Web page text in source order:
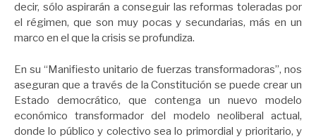
decir, sólo aspirarán a conseguir las reformas toleradas por
el régimen, que son muy pocas y secundarias, más en un
marco en el que la crisis se profundiza.
En su “Manifiesto unitario de fuerzas transformadoras”, nos
aseguran que a través de la Constitución se puede crear un
Estado democrático, que contenga un nuevo modelo
económico transformador del modelo neoliberal actual,
donde lo público y colectivo sea lo primordial y prioritario, y